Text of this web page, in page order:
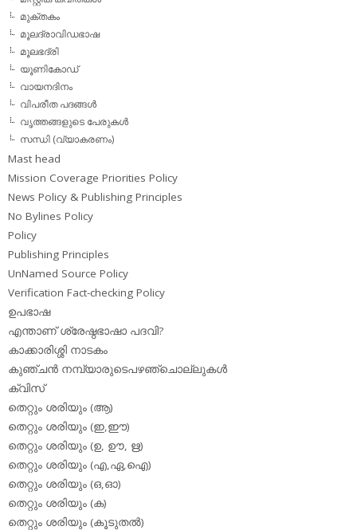
മുക്തകം
മൂലദ്രാവിഡഭാഷ
മൂലഭദ്രി
യൂണികോഡ്
വായനദിനം
വിപരീത പദങ്ങള്‍
വൃത്തങ്ങളുടെ പേരുകള്‍
സന്ധി (വ്യാകരണം)
Mast head
Mission Coverage Priorities Policy
News Policy & Publishing Principles
No Bylines Policy
Policy
Publishing Principles
UnNamed Source Policy
Verification Fact-checking Policy
ഉപഭാഷ
എന്താണ് ശ്രേഷ്ഠഭാഷാ പദവി?
കാക്കാരിശ്ശി നാടകം
കുഞ്ചന്‍ നമ്പ്യാരുടെപഴഞ്ചൊല്ലുകള്‍
ക്വിസ്
തെറ്റും ശരിയും (ആ)
തെറ്റും ശരിയും (ഇ,ഈ)
തെറ്റും ശരിയും (ഉ, ഊ, ഋ)
തെറ്റും ശരിയും (എ,ഏ,ഐ)
തെറ്റും ശരിയും (ഒ,ഓ)
തെറ്റും ശരിയും (ക)
തെറ്റും ശരിയും (കൂടുതല്‍)